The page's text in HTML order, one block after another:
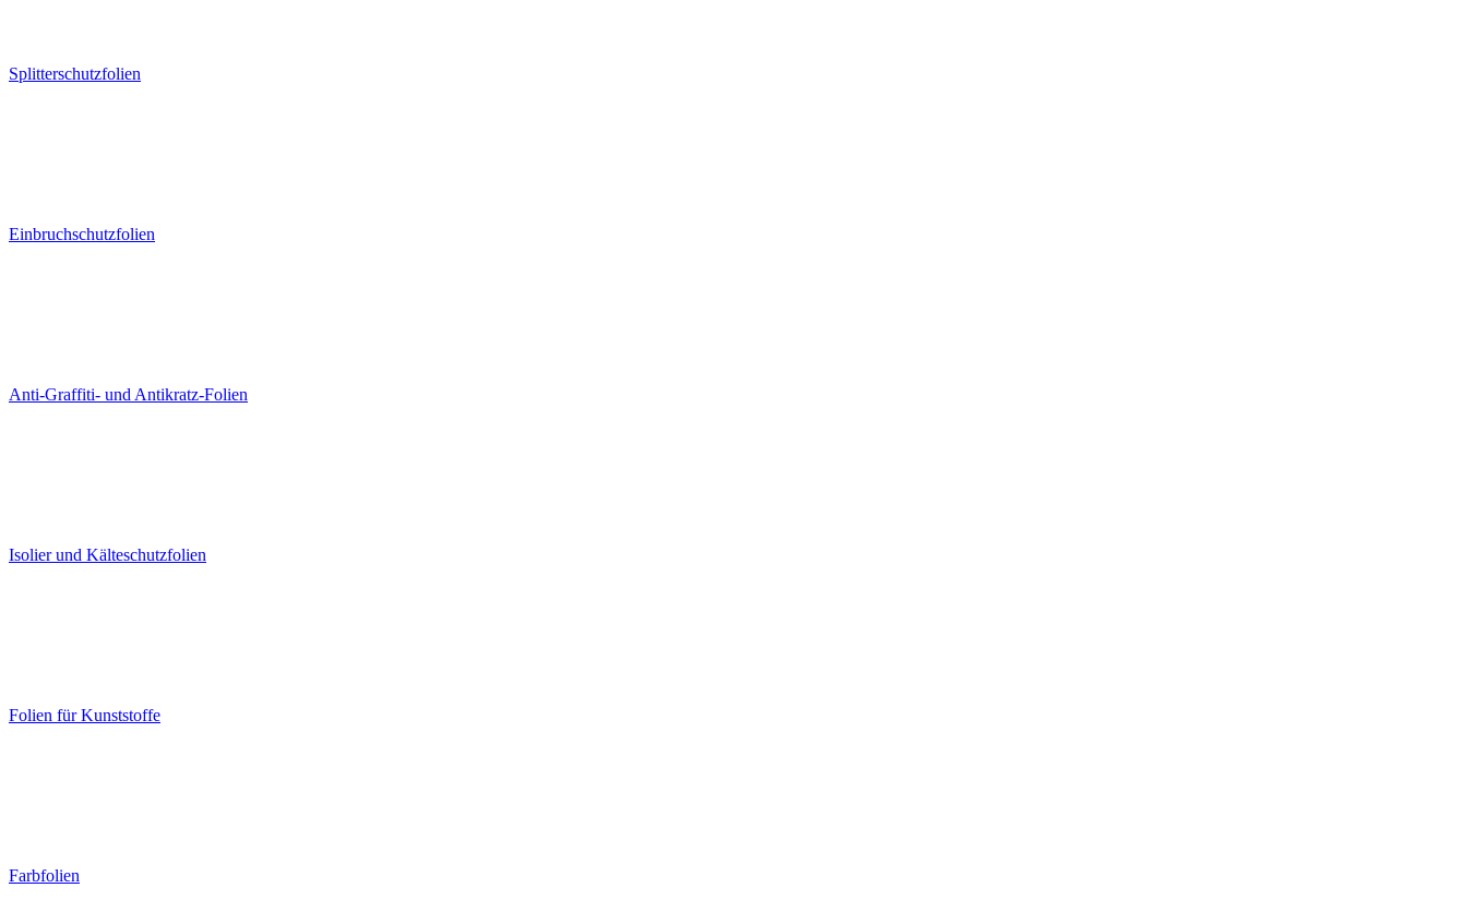
Splitterschutzfolien
Einbruchschutzfolien
Anti-Graffiti- und Antikratz-Folien
Isolier und Kälteschutzfolien
Folien für Kunststoffe
Farbfolien